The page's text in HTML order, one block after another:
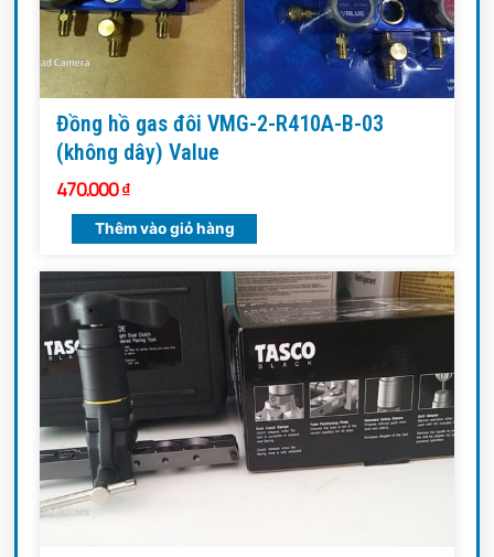
Đồng hồ gas đôi VMG-2-R410A-B-03
(không dây) Value
470.000₫
Thêm vào giỏ hàng